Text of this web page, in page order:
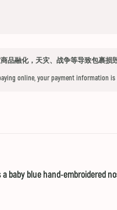
online, your payment information
baby blue hand-embroidered